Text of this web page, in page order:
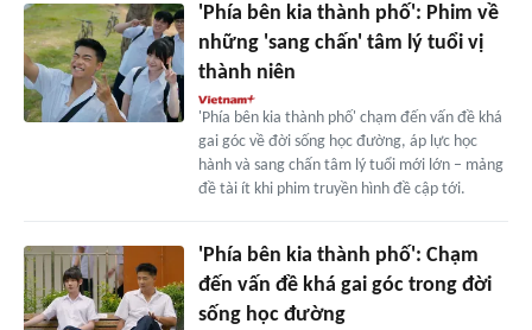
'Phía bên kia thành phố': Phim về
những 'sang chấn' tâm lý tuổi vị
thành niên
'Phía bên kia thành phố' chạm đến vấn đề khá
gai góc về đời sống học đường, áp lực học
hành và sang chấn tâm lý tuổi mới lớn – mảng
đề tài ít khi phim truyền hình đề cập tới.
'Phía bên kia thành phố': Chạm
đến vấn đề khá gai góc trong đời
sống học đường